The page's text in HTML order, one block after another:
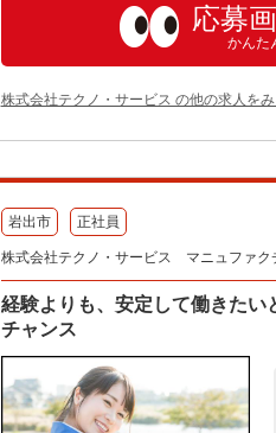
応募
かんた
株式会社テクノ・サービス の他の求人を
岩出市 正社員
株式会社テクノ・サービス マニュファク
経験よりも、安定して働きたい
チャンス